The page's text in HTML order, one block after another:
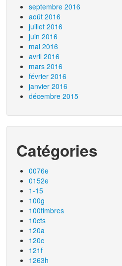
septembre 2016
août 2016
juillet 2016
juin 2016
mai 2016
avril 2016
mars 2016
février 2016
janvier 2016
décembre 2015
Catégories
0076e
0152e
1-15
100g
100timbres
10cts
120a
120c
121f
1263h